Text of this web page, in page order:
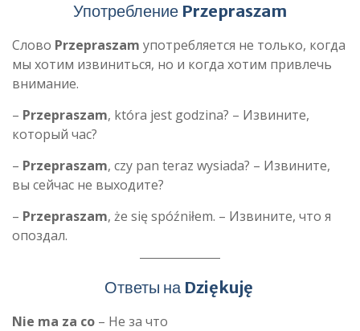
Употребление Przepraszam
Слово Przepraszam употребляется не только, когда
мы хотим извиниться, но и когда хотим привлечь
внимание.
– Przepraszam, która jest godzina? – Извините,
который час?
– Przepraszam, czy pan teraz wysiada? – Извините,
вы сейчас не выходите?
– Przepraszam, że się spóźniłem. – Извините, что я
опоздал.
Ответы на Dziękuję
Nie ma za co – Не за что